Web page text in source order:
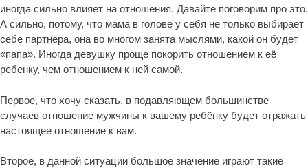
иногда сильно влияет на отношения. Давайте поговорим про это.
А сильно, потому, что мама в голове у себя не только выбирает
себе партнёра, она во многом занята мыслями, какой он будет
«папа». Иногда девушку проще покорить отношением к её
ребенку, чем отношением к ней самой.
Первое, что хочу сказать, в подавляющем большинстве
случаев отношение мужчины к вашему ребёнку будет отражать
настоящее отношение к вам.
Второе, в данной ситуации большое значение играют такие